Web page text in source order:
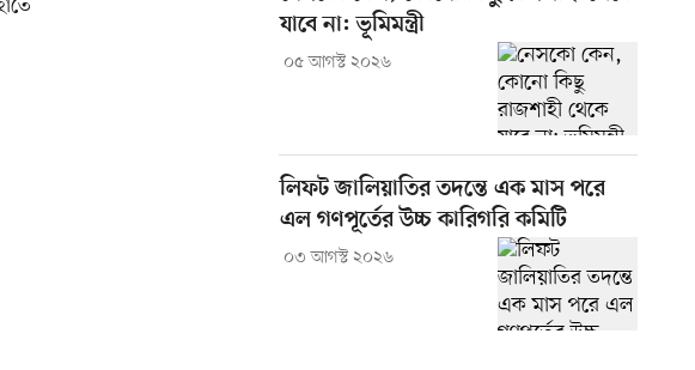
যাবে না: ভূমিমন্ত্রী
০৫ আগস্ট ২০২৬
লিফট জালিয়াতির তদন্তে এক মাস পরে
এল গণপূর্তের উচ্চ কারিগরি কমিটি
০৩ আগস্ট ২০২৬